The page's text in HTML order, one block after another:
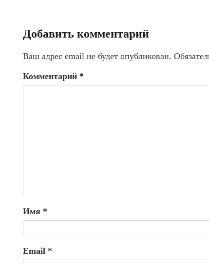
Добавить комментарий
Ваш адрес email не будет опубликован.
Комментарий *
Имя *
Email *